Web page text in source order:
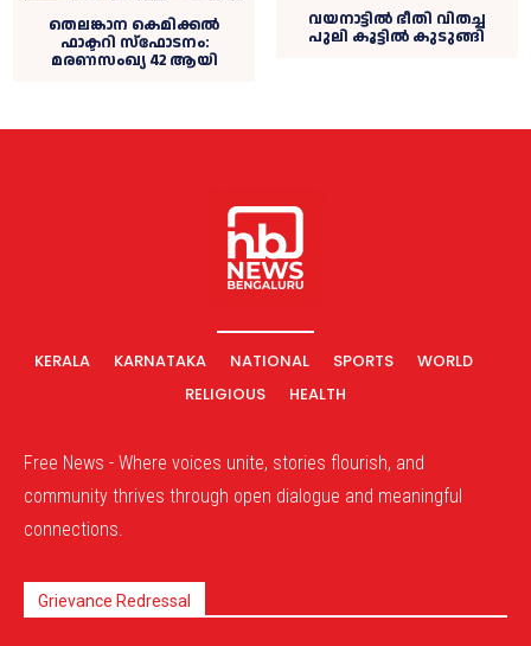
തെലങ്കാന കെമിക്കല്‍
ഫാക്ടറി സ്ഫോടനം:
മരണസംഖ്യ 42 ആയി
വയനാട്ടില്‍ ഭീതി വിതച്ച
പുലി കൂട്ടില്‍ കുടുങ്ങി
KERALA KARNATAKA NATIONAL SPORTS
WORLD
RELIGIOUS
HEALTH
Free News - Where voices unite, stories flourish, and
community thrives through open dialogue and meaningful
connections.
Grievance Redressal